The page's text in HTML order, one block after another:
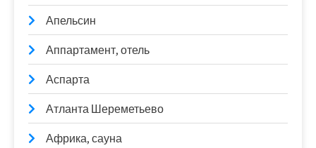
Апельсин
Аппартамент, отель
Аспарта
Атланта Шереметьево
Африка, сауна